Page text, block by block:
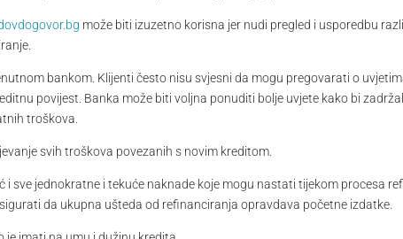
može biti izuzetno korisna jer nudi pregled i usporedbu
bankom. Klijenti često nisu svjesni da mogu pregovarati o
povijest. Banka može biti voljna ponuditi bolje uvjete kako bi
troškova.
svih troškova povezanih s novim kreditom.
i sve jednokratne i tekuće naknade koje mogu nastati tijekom procesa
da ukupna ušteda od refinanciranja opravdava početne izdatke.